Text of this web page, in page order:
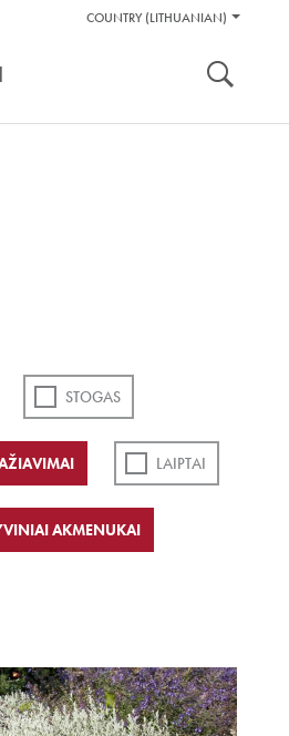
Pagalbos
COUNTRY (LITHUANIAN)
STOGAS
LAIPTAI
AKMENUKAI